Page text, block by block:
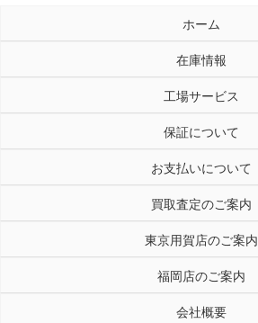
ホーム
在庫情報
工場サービス
保証について
お支払いについて
買取査定のご案内
東京用賀店のご案内
福岡店のご案内
会社概要